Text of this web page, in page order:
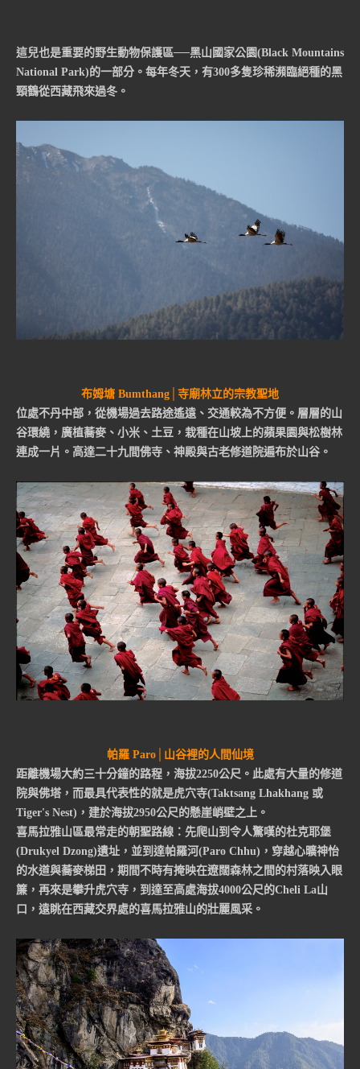
這兒也是重要的野生動物保護區──黑山國家公園(Black Mountains
National Park)的一部分。每年冬天，有300多隻珍稀瀕臨絕種的黑
頸鶴從西藏飛來過冬。
布姆塘 Bumthang│ 寺廟林立的宗教聖地
位處不丹中部，從機場過去路途遙遠、交通較為不方便。層層的山
谷環繞，廣植蕎麥、小米、土豆，栽種在山坡上的蘋果園與松樹林
連成一片。高達二十九間佛寺、神殿與古老修道院遍布於山谷。
帕羅 Paro│ 山谷裡的人間仙境
距離機場大約三十分鐘的路程，海拔2250公尺。此處有大量的修道
院與佛塔，而最具代表性的就是虎穴寺(Taktsang Lhakhang 或
Tiger's Nest)，建於海拔2950公尺的懸崖峭壁之上。
喜馬拉雅山區最常走的朝聖路線：先爬山到令人驚嘆的杜克耶堡
(Drukyel Dzong)遺址，並到達帕羅河(Paro Chhu)，穿越心曠神怡
的水道與蕎麥梯田，期間不時有掩映在遼闊森林之間的村落映入眼
簾，再來是攀升虎穴寺，到達至高處海拔4000公尺的Cheli La山
口，遠眺在西藏交界處的喜馬拉雅山的壯麗風采。